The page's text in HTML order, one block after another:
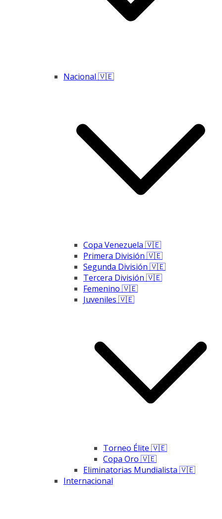
Nacional 🇻🇪
Copa Venezuela 🇻🇪
Primera División 🇻🇪
Segunda División 🇻🇪
Tercera División 🇻🇪
Femenino 🇻🇪
Juveniles 🇻🇪
Torneo Élite 🇻🇪
Copa Oro 🇻🇪
Eliminatorias Mundialista 🇻🇪
Internacional